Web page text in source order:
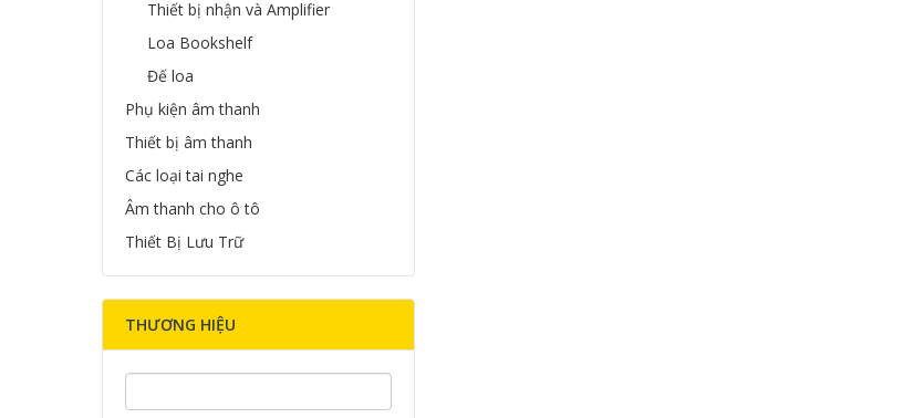
Thiết bị nhận và Amplifier
Loa Bookshelf
Đế loa
Phụ kiện âm thanh
Thiết bị âm thanh
Các loại tai nghe
Âm thanh cho ô tô
Thiết Bị Lưu Trữ
THƯƠNG HIỆU